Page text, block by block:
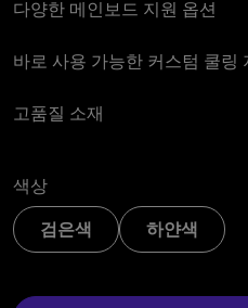
다양한 메인보드 지원 옵션
바로 사용 가능한 커스텀 쿨링
고품질 소재
색상
검은색
하얀색